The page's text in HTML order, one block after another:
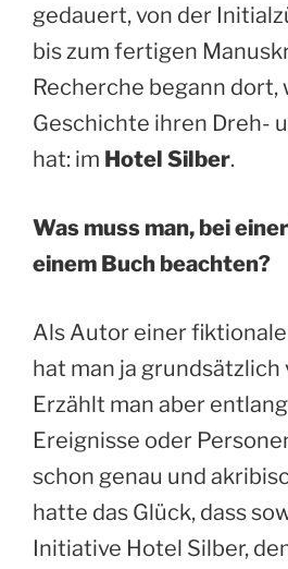
gedauert, von der
bis zum fertigen
Recherche begann dort,
Geschichte ihren Dreh-
hat: im Hotel Silber.
Was muss man, bei
einem Buch beachten?
Als Autor einer
hat man ja
Erzählt man aber
Ereignisse oder
schon genau und
hatte das Glück, dass
Initiative Hotel Silber,